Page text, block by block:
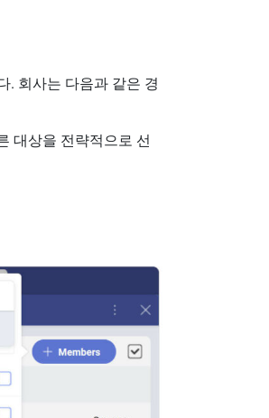
. 회사는 다음과 같은 경
대상을 전략적으로 선